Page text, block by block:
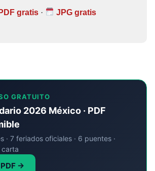
PDF gratis · JPG gratis
GRATUITO
2026 México · PDF
· 7 feriados oficiales · 6 puentes ·
carta
→